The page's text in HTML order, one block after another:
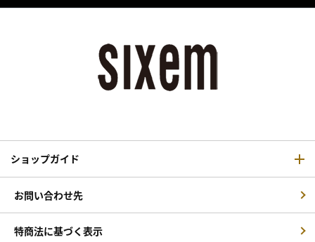
ショップガイド
お問い合わせ先
特商法に基づく表示